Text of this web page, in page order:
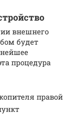
внешнего
будет
процедура
правой